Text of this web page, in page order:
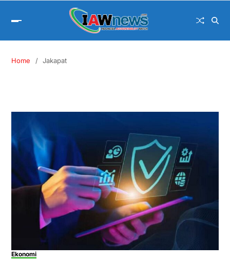
Home Jakapat
Ekonomi